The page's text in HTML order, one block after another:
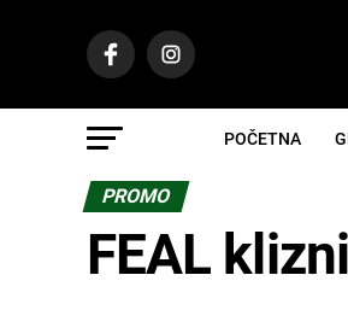
POČETNA
PROMO
FEAL